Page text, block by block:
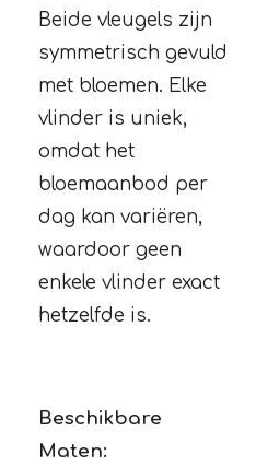
Beide vleugels zijn
symmetrisch gevuld
met bloemen. Elke
vlinder is uniek,
omdat het
bloemaanbod per
dag kan variëren,
waardoor geen
enkele vlinder exact
hetzelfde is.
Beschikbare
Maten: